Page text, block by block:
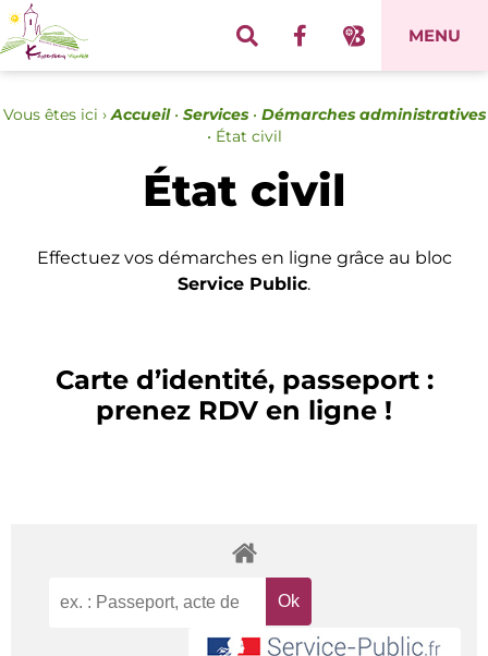
MENU
Vous êtes ici › Accueil• Services• Démarches administratives
• État civil
État civil
Effectuez vos démarches en ligne grâce au bloc
Service Public.
Carte d’identité, passeport :
prenez RDV en ligne !
Panneau de gestion des cookies